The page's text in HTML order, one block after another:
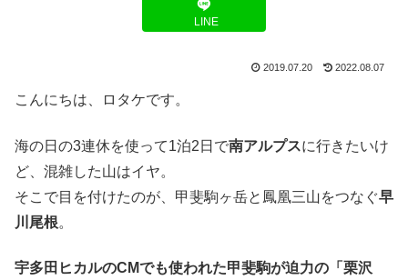
LINE
2019.07.20 2022.08.07
こんにちは、ロタケです。
海の日の3連休を使って1泊2日で南アルプスに行きたいけ
ど、混雑した山はイヤ。
そこで目を付けたのが、甲斐駒ヶ岳と鳳凰三山をつなぐ早
川尾根。
宇多田ヒカルのCMでも使われた甲斐駒が迫力の「栗沢